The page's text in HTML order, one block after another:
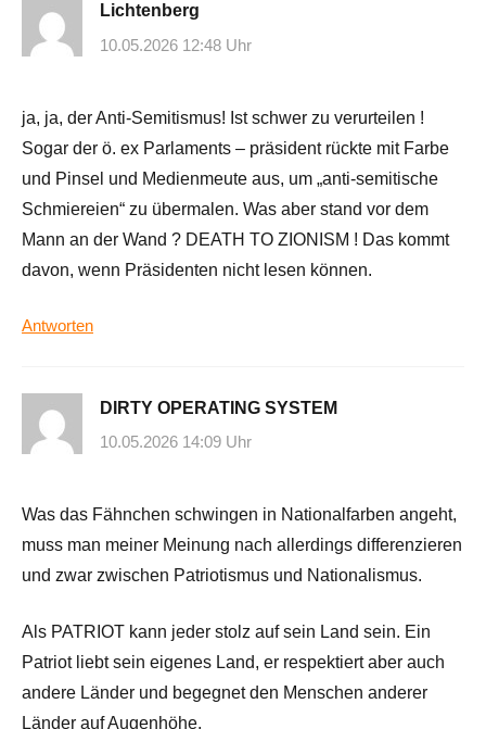
Lichtenberg
10.05.2026 12:48 Uhr
ja, ja, der Anti-Semitismus! Ist schwer zu verurteilen !
Sogar der ö. ex Parlaments – präsident rückte mit Farbe
und Pinsel und Medienmeute aus, um „anti-semitische
Schmiereien“ zu übermalen. Was aber stand vor dem
Mann an der Wand ? DEATH TO ZIONISM ! Das kommt
davon, wenn Präsidenten nicht lesen können.
Antworten
DIRTY OPERATING SYSTEM
10.05.2026 14:09 Uhr
Was das Fähnchen schwingen in Nationalfarben angeht,
muss man meiner Meinung nach allerdings differenzieren
und zwar zwischen Patriotismus und Nationalismus.
Als PATRIOT kann jeder stolz auf sein Land sein. Ein
Patriot liebt sein eigenes Land, er respektiert aber auch
andere Länder und begegnet den Menschen anderer
Länder auf Augenhöhe.